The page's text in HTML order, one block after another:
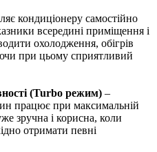
кондиціонеру самостійно
всередині приміщення і
охолодження, обігрів
при цьому сприятливий
(Turbo режим) –
працює при максимальній
зручна і корисна, коли
отримати певні